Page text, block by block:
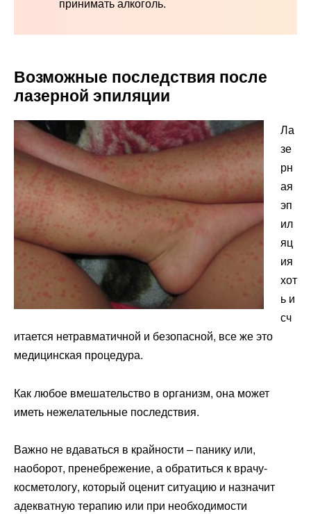
принимать алкоголь.
Возможные последствия после
лазерной эпиляции
Ла
зе
рн
ая
эп
ил
яц
ия
хот
ь и
сч
итается нетравматичной и безопасной, все же это
медицинская процедура.
Как любое вмешательство в организм, она может
иметь нежелательные последствия.
Важно не вдаваться в крайности – панику или,
наоборот, пренебрежение, а обратиться к врачу-
косметологу, который оценит ситуацию и назначит
адекватную терапию или при необходимости